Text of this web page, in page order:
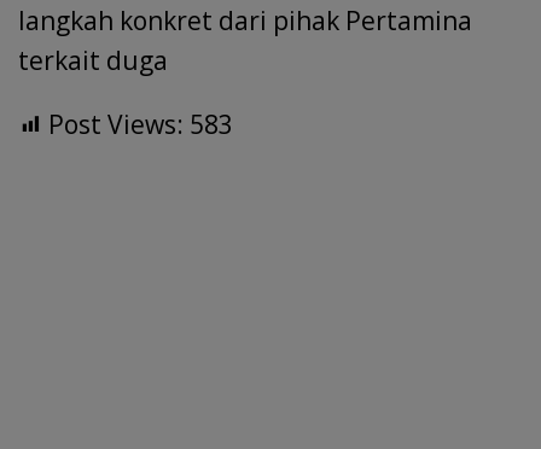
langkah konkret dari pihak Pertamina
terkait duga
Post Views: 583